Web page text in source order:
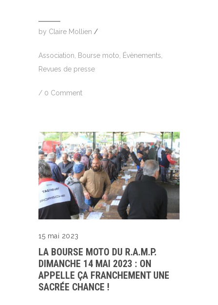
by Claire Mollien /
Association, Bourse moto, Évènements,
Revues de presse
/ 0 Comment
15 mai 2023
LA BOURSE MOTO DU R.A.M.P.
DIMANCHE 14 MAI 2023 : ON
APPELLE ÇA FRANCHEMENT UNE
SACRÉE CHANCE !